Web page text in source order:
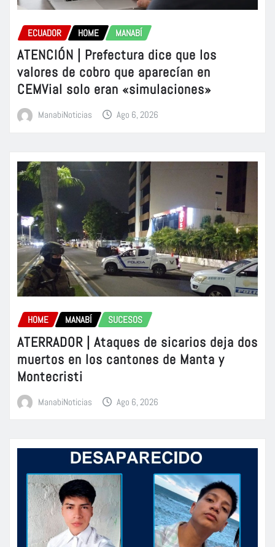
ECUADOR HOME MANABÍ
ATENCIÓN | Prefectura dice que los
valores de cobro que aparecían en
CEMVial solo eran «simulaciones»
ManabiNoticias Ago 6, 2026
HOME MANABÍ SUCESOS
ATERRADOR | Ataques de sicarios deja dos
muertos en los cantones de Manta y
Montecristi
ManabiNoticias Ago 6, 2026